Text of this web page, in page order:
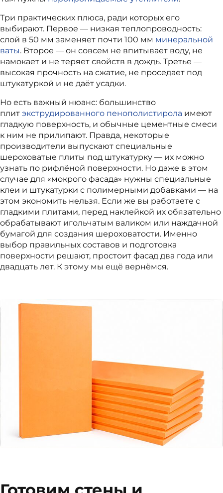
Три практических плюса, ради которых его
выбирают. Первое — низкая теплопроводность:
слой в 50 мм заменяет почти 100 мм минеральной
ваты. Второе — он совсем не впитывает воду, не
намокает и не теряет свойств в дождь. Третье —
высокая прочность на сжатие, не проседает под
штукатуркой и не даёт усадки.
Но есть важный нюанс: большинство
плит экструдированного пенополистирола имеют
гладкую поверхность, и обычные цементные смеси
к ним не прилипают. Правда, некоторые
производители выпускают специальные
шероховатые плиты под штукатурку — их можно
узнать по рифлёной поверхности. Но даже в этом
случае для «мокрого фасада» нужны специальные
клеи и штукатурки с полимерными добавками — на
этом экономить нельзя. Если же вы работаете с
гладкими плитами, перед наклейкой их обязательно
обрабатывают игольчатым валиком или наждачной
бумагой для создания шероховатости. Именно
выбор правильных составов и подготовка
поверхности решают, простоит фасад два года или
двадцать лет. К этому мы ещё вернёмся.